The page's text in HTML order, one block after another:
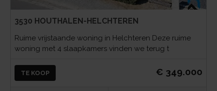
3530 HOUTHALEN-HELCHTEREN
Ruime vrijstaande woning in Helchteren Deze ruime
woning met 4 slaapkamers vinden we terug t
TE KOOP € 349.000